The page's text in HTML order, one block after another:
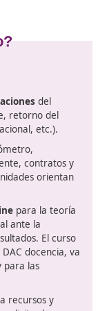
(Real
comunidad
de
calendarios
largo de 2025,
Consulta
detalla en
otras